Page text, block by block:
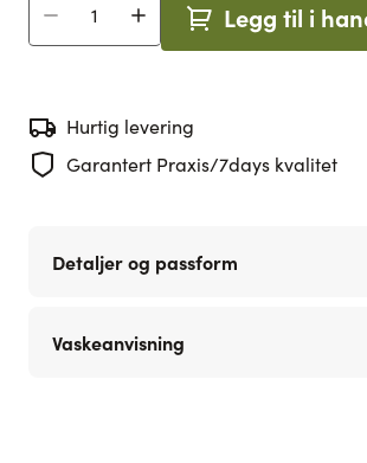
Antall Legg til i
Hurtig levering
Garantert Praxis/7days kvalitet
Detaljer og passform
Vaskeanvisning